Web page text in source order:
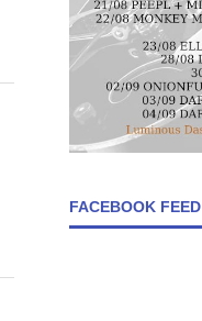
FACEBOOK FEED